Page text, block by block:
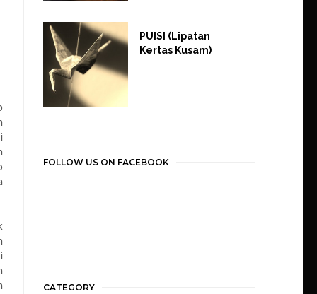
PUISI (Lipatan
Kertas Kusam)
FOLLOW US ON FACEBOOK
CATEGORY